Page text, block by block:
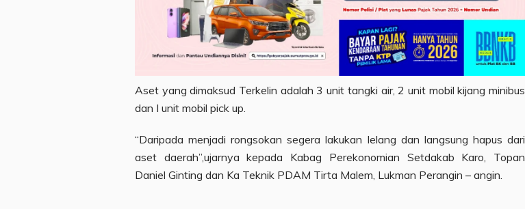
Aset yang dimaksud Terkelin adalah 3 unit tangki air, 2 unit mobil kijang minibus
dan I unit mobil pick up.
“Daripada menjadi rongsokan segera lakukan lelang dan langsung hapus dari
aset daerah”,ujarnya kepada Kabag Perekonomian Setdakab Karo, Topan
Daniel Ginting dan Ka Teknik PDAM Tirta Malem, Lukman Perangin – angin.